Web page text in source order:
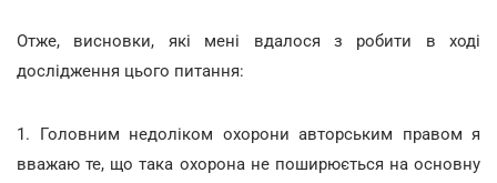
Отже, висновки, які мені вдалося з робити в ході
дослідження цього питання:
1. Головним недоліком охорони авторським правом я
вважаю те, що така охорона не поширюється на основну